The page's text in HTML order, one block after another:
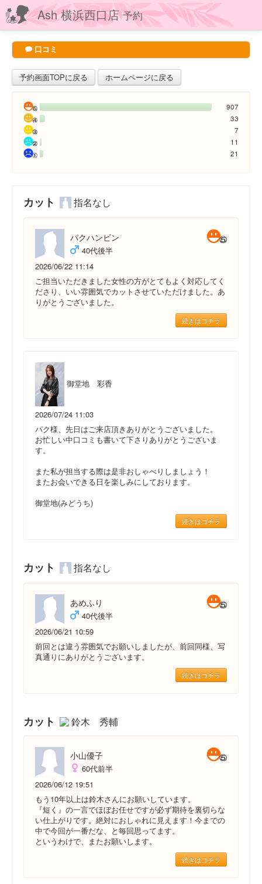
Ash 横浜西口店予約
口コミ
予約画面TOPに戻る ホームページに戻る
907
33
7
11
21
カット 指名なし
パクハンビン
40代後半
2026/06/22 11:14
ご担当いただきました女性の方がとてもよく対応してく
ださり、いい雰囲気でカットさせていただけました。あ
りがとうございました。
続きはコチラ
御堂地 彩香
2026/07/24 11:03
パク様、先日はご来店頂きありがとうございました。
お忙しい中口コミも書いて下さりありがとうございま
す。
また私が担当する際は是非おしゃべりしましょう！
またお会いできる日を楽しみにしております。
御堂地(みどうち)
続きはコチラ
カット 指名なし
あめふり
40代後半
2026/06/21 10:59
前回とは違う雰囲気でお願いしましたが、前回同様、写
真通りにありがとうございます。
続きはコチラ
カット 鈴木 秀輔
小山優子
60代前半
2026/06/12 19:51
もう10年以上は鈴木さんにお願いしています。
『短く』の一言でほぼお任せですが必ず期待を裏切らな
い仕上がりです。絶対におしゃれに見えます！今までの
中で今回が一番だな、と毎回思ってます。
というわけで、またお願いします。
続きはコチラ